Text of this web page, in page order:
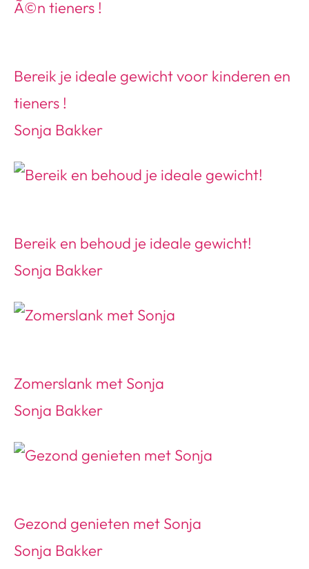
Bereik je ideale gewicht voor kinderen en
tieners !
Sonja Bakker
Bereik en behoud je ideale gewicht!
Sonja Bakker
Zomerslank met Sonja
Sonja Bakker
Gezond genieten met Sonja
Sonja Bakker